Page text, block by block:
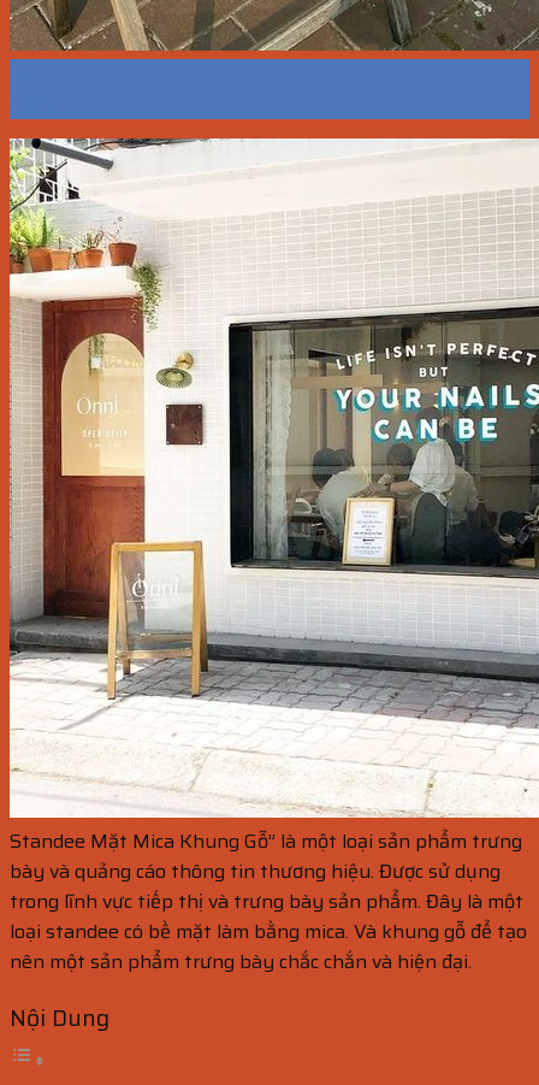
Standee Mặt Mica Khung Gỗ” là một loại sản phẩm trưng
bày và quảng cáo thông tin thương hiệu. Được sử dụng
trong lĩnh vực tiếp thị và trưng bày sản phẩm. Đây là một
loại standee có bề mặt làm bằng mica. Và khung gỗ để tạo
nên một sản phẩm trưng bày chắc chắn và hiện đại.
Nội Dung